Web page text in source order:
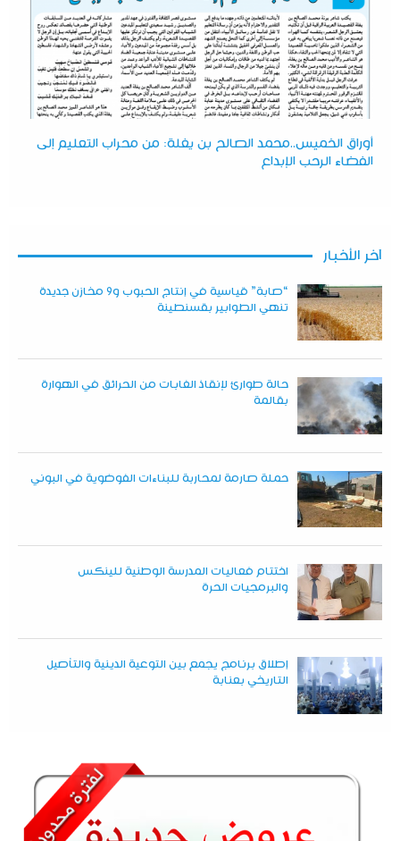
أوراق الخميس..محمد الصالح بن يغلة: من محراب التعليم إلى
الفضاء الرحب الإبداع
آخر الأخبار
“صابة” قياسية في إنتاج الحبوب و9 مخازن جديدة
تنهي الطوابير بقسنطينة
حالة طوارئ لإنقاذ الغابات من الحرائق في الهوارة
بقالمة
حملة صارمة لمحاربة للبناءات الفوضوية في البوني
اختتام فعاليات المدرسة الوطنية للينكس
والبرمجيات الحرة
إطلاق برنامج يجمع بين التوعية الدينية والتأصيل
التاريخي بعنابة